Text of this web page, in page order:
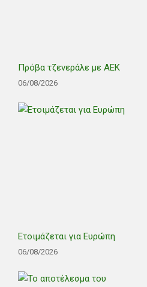
Πρόβα τζενεράλε με ΑΕΚ
06/08/2026
Ετοιμάζεται για Ευρώπη
06/08/2026